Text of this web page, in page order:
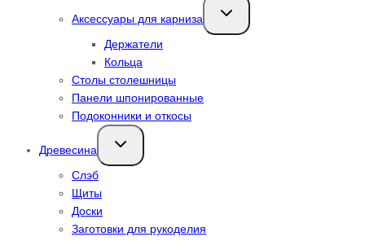
Аксессуары для карниза
Переключить
дочернее
Держатели
Кольца
Столы столешницы
Панели шпонированные
Подоконники и откосы
Древесина
Переключить
дочернее
Слэб
Щиты
Доски
Заготовки для рукоделия